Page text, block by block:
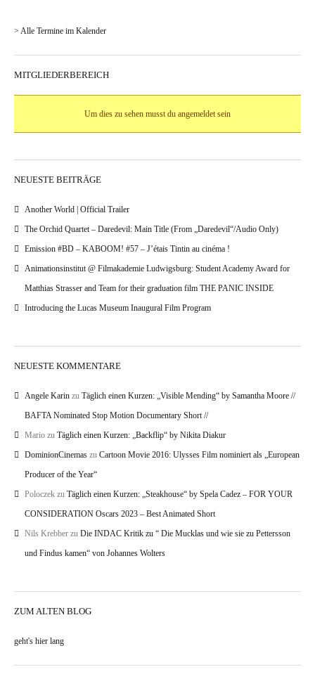
> Alle Termine im Kalender
MITGLIEDERBEREICH
Um dies zu sehen musst du angemeldet sein
NEUESTE BEITRÄGE
Another World | Official Trailer
The Orchid Quartet – Daredevil: Main Title (From „Daredevil“/Audio Only)
Emission #BD – KABOOM! #57 – J’étais Tintin au cinéma !
Animationsinstitut @ Filmakademie Ludwigsburg: Student Academy Award for
Matthias Strasser and Team for their graduation film THE PANIC INSIDE
Introducing the Lucas Museum Inaugural Film Program
NEUESTE KOMMENTARE
Angele Karin zu Täglich einen Kurzen: „Visible Mending“ by Samantha Moore //
BAFTA Nominated Stop Motion Documentary Short //
Mario zu Täglich einen Kurzen: „Backflip“ by Nikita Diakur
DominionCinemas zu Cartoon Movie 2016: Ulysses Film nominiert als „European
Producer of the Year“
Poloczek zu Täglich einen Kurzen: „Steakhouse“ by Spela Cadez – FOR YOUR
CONSIDERATION Oscars 2023 – Best Animated Short
Nils Krebber zu Die INDAC Kritik zu “ Die Mucklas und wie sie zu Pettersson
und Findus kamen“ von Johannes Wolters
ZUM ALTEN BLOG
geht's hier lang